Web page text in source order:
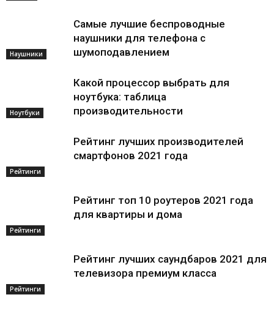
Наушники
Самые лучшие беспроводные
наушники для телефона с
шумоподавлением
Ноутбуки
Какой процессор выбрать для
ноутбука: таблица
производительности
Рейтинги
Рейтинг лучших производителей
смартфонов 2021 года
Рейтинги
Рейтинг топ 10 роутеров 2021 года
для квартиры и дома
Рейтинги
Рейтинг лучших саундбаров 2021 для
телевизора премиум класса